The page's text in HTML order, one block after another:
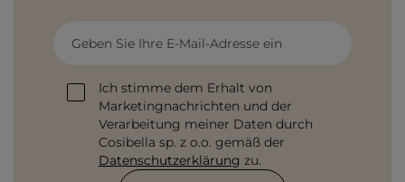
Geben Sie Ihre E-Mail-Adresse ein
Ich stimme dem Erhalt von
Marketingnachrichten und der
Verarbeitung meiner Daten durch
Cosibella sp. z o.o. gemäß der
Datenschutzerklärung zu.